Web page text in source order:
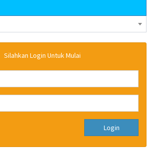
Silahkan Login Untuk Mulai
Login